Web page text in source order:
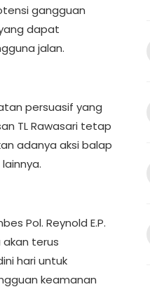
gangguan
dapat
jalan.
persuasif yang
TL Rawasari tetap
adanya aksi balap
Pol. Reynold E.P.
terus
hari untuk
keamanan